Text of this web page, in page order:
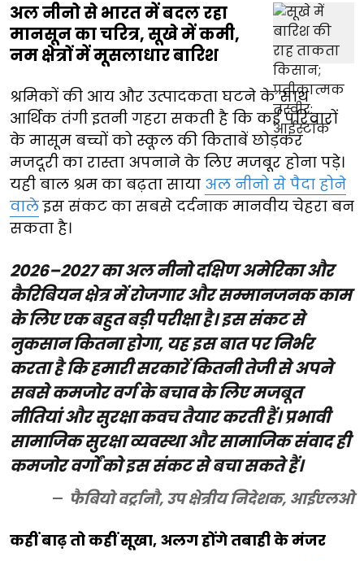
अल नीनो से भारत में बदल रहा
मानसून का चरित्र, सूखे में कमी,
नम क्षेत्रों में मूसलाधार बारिश
श्रमिकों की आय और उत्पादकता घटने के साथ
आर्थिक तंगी इतनी गहरा सकती है कि कई परिवारों
के मासूम बच्चों को स्कूल की किताबें छोड़कर
मजदूरी का रास्ता अपनाने के लिए मजबूर होना पड़े।
यही बाल श्रम का बढ़ता साया अल नीनो से पैदा होने
वालेइस संकट का सबसे दर्दनाक मानवीय चेहरा बन
सकता है।
2026–2027 का अल नीनो दक्षिण अमेरिका और
कैरिबियन क्षेत्र में रोजगार और सम्मानजनक काम
के लिए एक बहुत बड़ी परीक्षा है। इस संकट से
नुकसान कितना होगा, यह इस बात पर निर्भर
करता है कि हमारी सरकारें कितनी तेजी से अपने
सबसे कमजोर वर्ग के बचाव के लिए मजबूत
नीतियां और सुरक्षा कवच तैयार करती हैं। प्रभावी
सामाजिक सुरक्षा व्यवस्था और सामाजिक संवाद ही
कमजोर वर्गों को इस संकट से बचा सकते हैं।
फैबियो वर्ट्रानौ, उप क्षेत्रीय निदेशक, आईएलओ
कहीं बाढ़ तो कहीं सूखा, अलग होंगे तबाही के मंजर